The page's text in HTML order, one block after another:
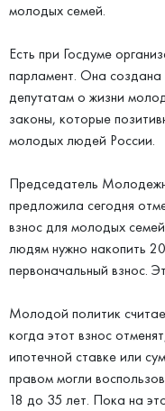
молодых семей.
Есть при Госдуме
парламент. Она создана
депутатам о жизни
законы, которые
молодых людей России.
Председатель
предложила сегодня
взнос для молодых
людям нужно накопить
первоначальный взнос.
Молодой политик
когда этот взнос
ипотечной ставке или
правом могли
18 до 35 лет. Пока на